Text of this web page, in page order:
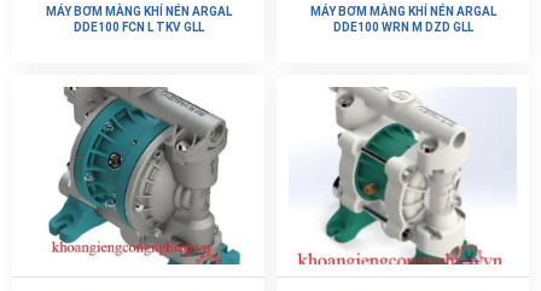
MÁY BƠM MÀNG KHÍ NÉN ARGAL
DDE100 FCN L TKV GLL
MÁY BƠM MÀNG KHÍ NÉN ARGAL
DDE100 WRN M DZD GLL